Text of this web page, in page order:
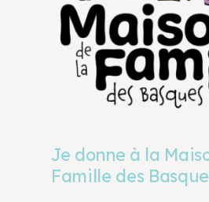
Je donne à la
Famille des